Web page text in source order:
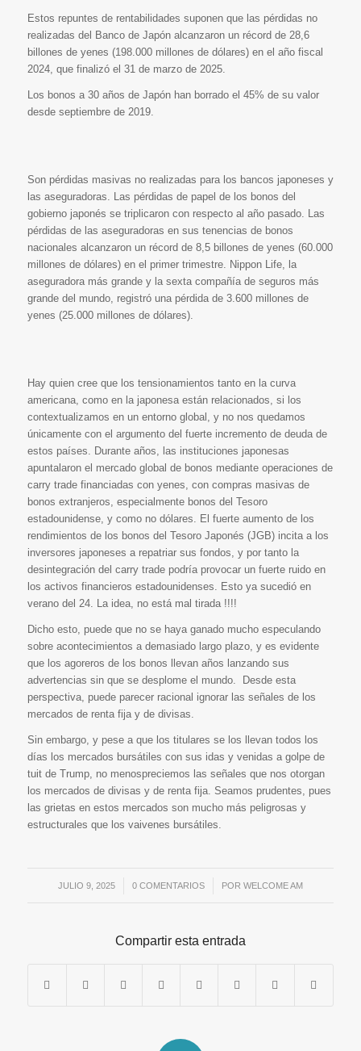
Estos repuntes de rentabilidades suponen que las pérdidas no
realizadas del Banco de Japón alcanzaron un récord de 28,6
billones de yenes (198.000 millones de dólares) en el año fiscal
2024, que finalizó el 31 de marzo de 2025.
Los bonos a 30 años de Japón han borrado el 45% de su valor
desde septiembre de 2019.
Son pérdidas masivas no realizadas para los bancos japoneses y
las aseguradoras. Las pérdidas de papel de los bonos del
gobierno japonés se triplicaron con respecto al año pasado. Las
pérdidas de las aseguradoras en sus tenencias de bonos
nacionales alcanzaron un récord de 8,5 billones de yenes (60.000
millones de dólares) en el primer trimestre. Nippon Life, la
aseguradora más grande y la sexta compañía de seguros más
grande del mundo, registró una pérdida de 3.600 millones de
yenes (25.000 millones de dólares).
Hay quien cree que los tensionamientos tanto en la curva
americana, como en la japonesa están relacionados, si los
contextualizamos en un entorno global, y no nos quedamos
únicamente con el argumento del fuerte incremento de deuda de
estos países. Durante años, las instituciones japonesas
apuntalaron el mercado global de bonos mediante operaciones de
carry trade financiadas con yenes, con compras masivas de
bonos extranjeros, especialmente bonos del Tesoro
estadounidense, y como no dólares. El fuerte aumento de los
rendimientos de los bonos del Tesoro Japonés (JGB) incita a los
inversores japoneses a repatriar sus fondos, y por tanto la
desintegración del carry trade podría provocar un fuerte ruido en
los activos financieros estadounidenses. Esto ya sucedió en
verano del 24. La idea, no está mal tirada !!!!
Dicho esto, puede que no se haya ganado mucho especulando
sobre acontecimientos a demasiado largo plazo, y es evidente
que los agoreros de los bonos llevan años lanzando sus
advertencias sin que se desplome el mundo. Desde esta
perspectiva, puede parecer racional ignorar las señales de los
mercados de renta fija y de divisas.
Sin embargo, y pese a que los titulares se los llevan todos los
días los mercados bursátiles con sus idas y venidas a golpe de
tuit de Trump, no menospreciemos las señales que nos otorgan
los mercados de divisas y de renta fija. Seamos prudentes, pues
las grietas en estos mercados son mucho más peligrosas y
estructurales que los vaivenes bursátiles.
JULIO 9, 2025
/ 0 COMENTARIOS
/ POR WELCOME AM
Compartir esta entrada